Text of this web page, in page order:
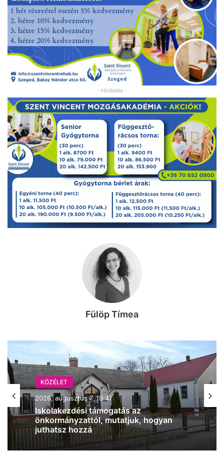
- Hirdetés -
Fülöp Tímea
KÖZÉLET
2026, augusztus 7. 19:47
Iskolakezdési támogatás az
önkormányzattól, mutatjuk, hogyan
juthatsz hozzá
KÖZÉLET
2026, augusztus 7. 18:36